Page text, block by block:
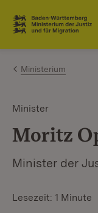
Zum Inhalt
Link zur Startseite
Ministerium
Minister
Moritz
Minister der
Lesezeit: 1 Minute